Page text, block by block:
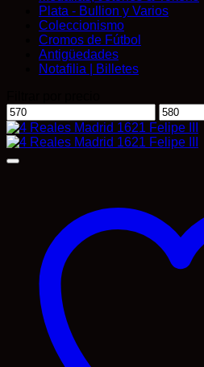
Plata - Bullion y Varios
Coleccionismo
Cromos de Fútbol
Antigüedades
Notafilia | Billetes
Precio
mínimo
Precio
máximo